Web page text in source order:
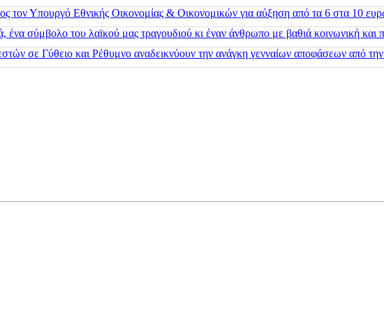
τον Υπουργό Εθνικής Οικονομίας & Οικονομικών για αύξηση από τα 6 στα 10
σύμβολο του λαϊκού μας τραγουδιού κι έναν άνθρωπο με βαθιά κοινωνική και
σε Γύθειο και Ρέθυμνο αναδεικνύουν την ανάγκη γενναίων αποφάσεων από την